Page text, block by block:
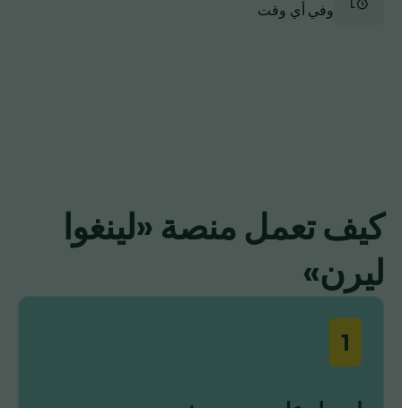
وفي أي وقت
كيف تعمل منصة «لينغوا
ليرن»
1